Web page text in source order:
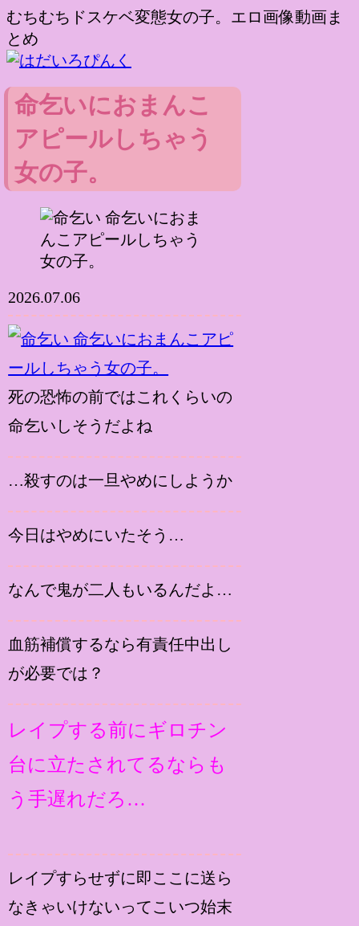
むちむちドスケベ変態女の子。エロ画像動画ま
とめ
命乞いにおまんこ
アピールしちゃう
女の子。
2026.07.06
死の恐怖の前ではこれくらいの
命乞いしそうだよね
…殺すのは一旦やめにしようか
今日はやめにいたそう…
なんで鬼が二人もいるんだよ…
血筋補償するなら有責任中出し
が必要では？
レイプする前にギロチン
台に立たされてるならも
う手遅れだろ…
レイプすらせずに即ここに送ら
なきゃいけないってこいつ始末